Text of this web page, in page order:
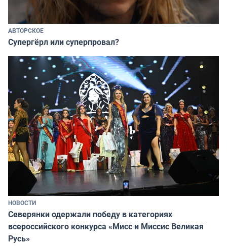
АВТОРСКОЕ
Супергёрл или суперпровал?
НОВОСТИ
Северянки одержали победу в категориях
всероссийского конкурса «Мисс и Миссис Великая
Русь»